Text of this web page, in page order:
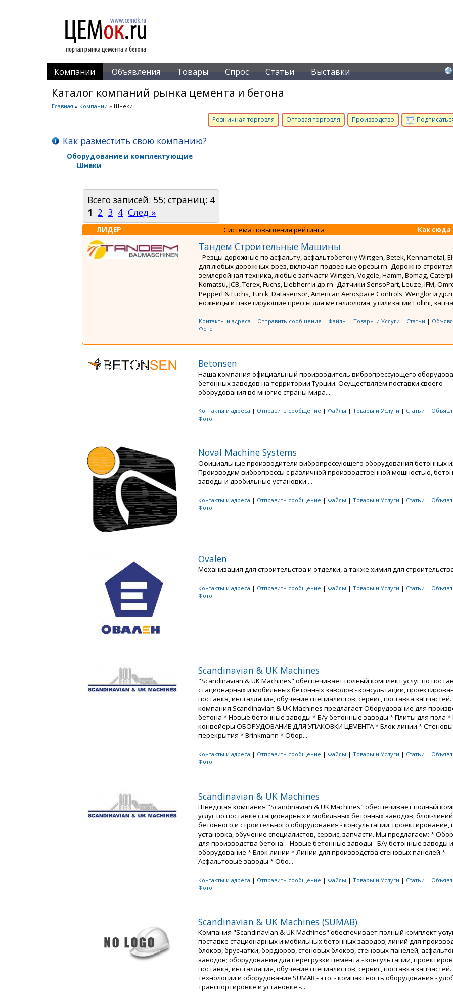
Компании Объявления Товары Спрос Статьи Выставки
Каталог компаний рынка цемента и бетона
Главная » Компании » Шнеки
Розничная торговля Оптовая торговля Производство
Как разместить свою компанию?
Оборудование и комплектующие
Шнеки
Всего записей: 55; страниц: 4
1 2 3 4 След »
ЛИДЕР Система повышения рейтинга Как сюда
Тандем Строительные Машины
- Резцы дорожные по асфальту, асфальтобетону Wirtgen, Betek, Kennametal,
для любых дорожных фрез, включая подвесные фрезы.rn- Дорожно-
землеройная техника, любые запчасти Wirtgen, Vogele, Hamm, Bomag,
Komatsu, JCB, Terex, Fuchs, Liebherr и др.rn- Датчики SensoPart, Leuze, IFM,
Pepperl & Fuchs, Turck, Datasensor, American Aerospace Controls, Wenglor и
ножницы и пакетирующие прессы для металлолома, утилизации Lollini,
Контакты и адреса | Отправить сообщение | Файлы | Товары и Услуги | Статьи |
Фото
Betonsen
Наша компания официальный производитель вибропрессующего
бетонных заводов на территории Турции. Осуществляем поставки своего
оборудования во многие страны мира....
Контакты и адреса | Отправить сообщение | Файлы | Товары и Услуги | Статьи |
Фото
Noval Machine Systems
Официальные производители вибропрессующего оборудования бетонных
Производим вибропрессы с различной производственной мощностью,
заводы и дробильные установки....
Контакты и адреса | Отправить сообщение | Файлы | Товары и Услуги | Статьи |
Фото
Ovalen
Механизация для строительства и отделки, а также химия для
Контакты и адреса | Отправить сообщение | Файлы | Товары и Услуги | Статьи |
Фото
Scandinavian & UK Machines
"Scandinavian & UK Machines" обеспечивает полный комплект услуг по
стационарных и мобильных бетонных заводов - консультации,
поставка, инсталляция, обучение специалистов, сервис, поставка
компания Scandinavian & UK Machines предлагает Оборудование для
бетона * Новые бетонные заводы * Б/у бетонные заводы * Плиты для пола *
конвейеры ОБОРУДОВАНИЕ ДЛЯ УПАКОВКИ ЦЕМЕНТА * Блок-линии *
перекрытия * Brinkmann * Обор...
Контакты и адреса | Отправить сообщение | Файлы | Товары и Услуги | Статьи |
Фото
Scandinavian & UK Machines
Шведская компания "Scandinavian & UK Machines" обеспечивает полный
услуг по поставке стационарных и мобильных бетонных заводов, блок-
бетонного и строительного оборудования - консультации, проектирование,
установка, обучение специалистов, сервис, запчасти. Мы предлагаем: *
для производства бетона: - Новые бетонные заводы - Б/у бетонные заводы и
оборудование * Блок-линии * Линии для производства стеновых панелей *
Асфальтовые заводы * Обо...
Контакты и адреса | Отправить сообщение | Файлы | Товары и Услуги | Статьи |
Фото
Scandinavian & UK Machines (SUMAB)
Компания "Scandinavian & UK Machines" обеспечивает полный комплект
поставке стационарных и мобильных бетонных заводов; линий для
блоков, брусчатки, бордюров, стеновых блоков, стеновых панелей;
заводов; оборудования для перегрузки цемента - консультации,
поставка, инсталляция, обучение специалистов, сервис, поставка
технологии и оборудование SUMAB - это: - компактность оборудования -
транспортировке и установке -...